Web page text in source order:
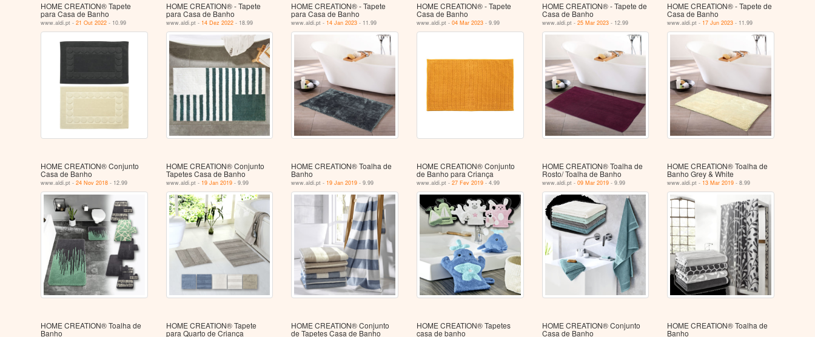
HOME CREATION® Tapete
para Casa de Banho
www.aldi.pt -21 Out 2022 - 10.99
HOME CREATION® - Tapete
para Casa de Banho
www.aldi.pt - 14 Dez 2022- 18.99
HOME CREATION® - Tapete
para Casa de Banho
www.aldi.pt - 14 Jan 2023 - 11.99
HOME CREATION® - Tapete
Casa de Banho
www.aldi.pt - 04 Mar 2023- 9.99
HOME CREATION® - Tapete de
Casa de Banho
www.aldi.pt - 25 Mar 2023- 12.99
HOME CREATION® - Tapete de
Casa de Banho
www.aldi.pt - 17 Jun 2023 - 11.99
HOME CREATION® Conjunto
Casa de Banho
www.aldi.pt -24 Nov 2018 - 12.99
HOME CREATION® Conjunto
Tapetes Casa de Banho
www.aldi.pt - 19 Jan 2019- 9.99
HOME CREATION® Toalha de
Banho
www.aldi.pt - 19 Jan 2019 - 9.99
HOME CREATION® Conjunto
de Banho para Criança
www.aldi.pt - 27 Fev 2019- 4.99
HOME CREATION® Toalha de
Rosto/ Toalha de Banho
www.aldi.pt - 09 Mar 2019- 9.99
HOME CREATION® Toalha de
Banho Grey & White
www.aldi.pt - 13 Mar 2019 - 8.99
HOME CREATION® Toalha de
Banho
HOME CREATION® Tapete
para Quarto de Criança
HOME CREATION® Conjunto
de Tapetes Casa de Banho
HOME CREATION® Tapetes
casa de banho
HOME CREATION® Conjunto
Casa de Banho
HOME CREATION® Toalha de
Banho